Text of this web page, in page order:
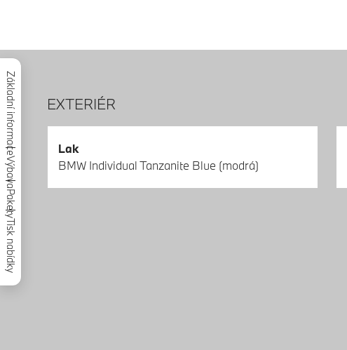
Základní informace
Výbava
Pakety
Tisk nabídky
EXTERIÉR
Lak
BMW Individual Tanzanite Blue (modrá)